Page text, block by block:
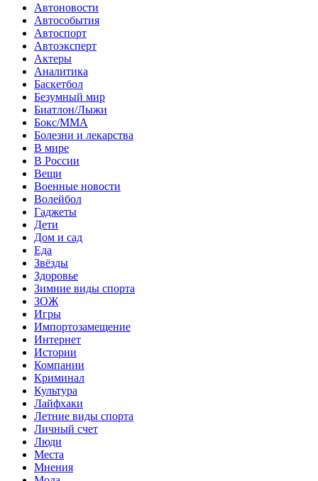
Автоновости
Автособытия
Автоспорт
Автоэксперт
Актеры
Аналитика
Баскетбол
Безумный мир
Биатлон/Лыжи
Бокс/MMA
Болезни и лекарства
В мире
В России
Вещи
Военные новости
Волейбол
Гаджеты
Дети
Дом и сад
Еда
Звёзды
Здоровье
Зимние виды спорта
ЗОЖ
Игры
Импортозамещение
Интернет
Истории
Компании
Криминал
Культура
Лайфхаки
Летние виды спорта
Личный счет
Люди
Места
Мнения